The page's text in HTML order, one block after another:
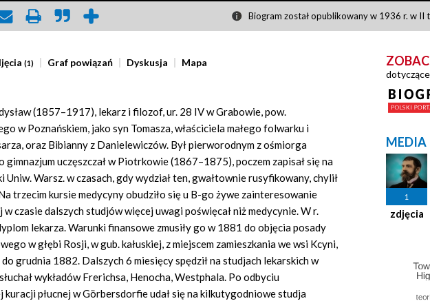
Biogram został opublikowany w 1936 r. w II
(1) Graf powiązań Dyskusja Mapa
(1857–1917), lekarz i filozof, ur. 28 IV w Grabowie, pow.
w Poznańskiem, jako syn Tomasza, właściciela małego folwarku i
oraz Bibianny z Danielewiczów. Był pierworodnym z ośmiorga
gimnazjum uczęszczał w Piotrkowie (1867–1875), poczem zapisał się na
Uniw. Warsz. w czasach, gdy wydział ten, gwałtownie rusyfikowany, chylił
trzecim kursie medycyny obudziło się u B-go żywe zainteresowanie
czasie dalszych studjów więcej uwagi poświęcał niż medycynie. W r.
lekarza. Warunki finansowe zmusiły go w 1881 do objęcia posady
w głębi Rosji, w gub. kałuskiej, z miejscem zamieszkania we wsi Kcyni,
grudnia 1882. Dalszych 6 miesięcy spędził na studjach lekarskich w
wykładów Frerichsa, Henocha, Westphala. Po odbyciu
kuracji płucnej w Görbersdorfie udał się na kilkutygodniowe studja
MEDIA
1
zdjęcia